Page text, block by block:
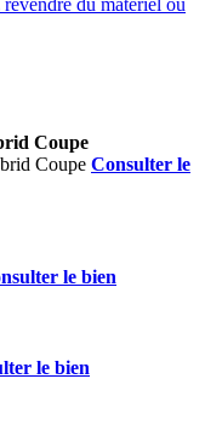
Coupe
Consulter le
le bien
le bien